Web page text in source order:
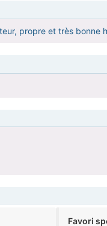
propre et très bonne
Favori